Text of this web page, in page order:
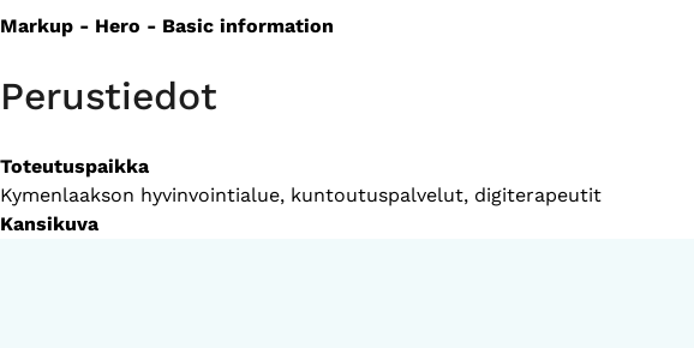
Markup - Hero - Basic information
Perustiedot
Toteutuspaikka
Kymenlaakson hyvinvointialue, kuntoutuspalvelut, digiterapeutit
Kansikuva